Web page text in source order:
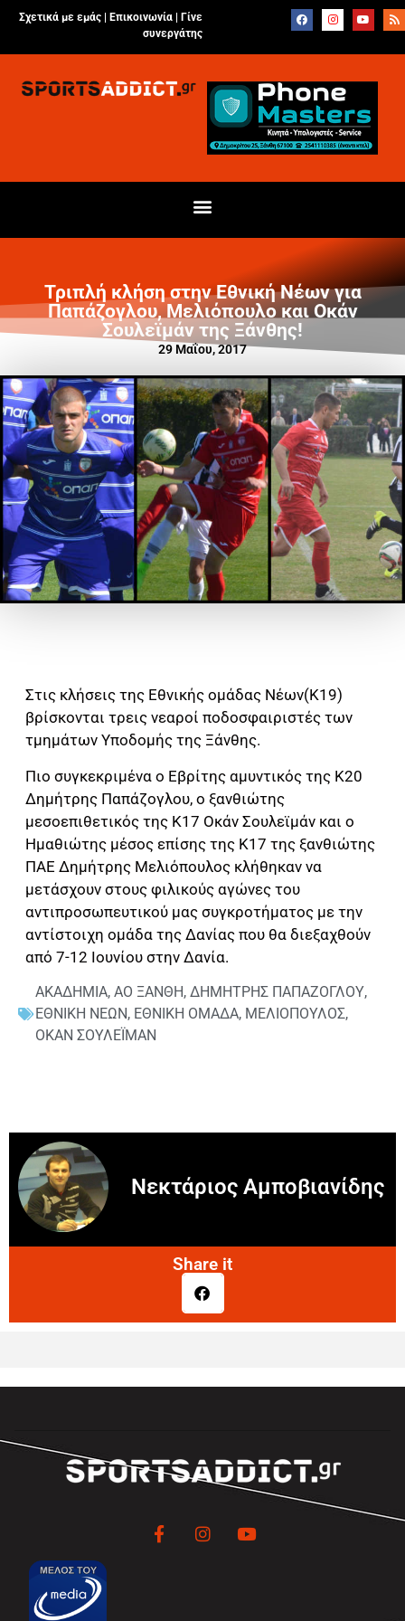
Σχετικά με εμάς | Επικοινωνία
Γίνε
συνεργάτης
Τριπλή κλήση στην Εθνική Νέων για
Παπάζογλου, Μελιόπουλο και Οκάν
Σουλεϊμάν της Ξάνθης!
29 Μαΐου, 2017
Στις κλήσεις της Εθνικής ομάδας Νέων(Κ19)
βρίσκονται τρεις νεαροί ποδοσφαιριστές των
τμημάτων Υποδομής της Ξάνθης.
Πιο συγκεκριμένα ο Εβρίτης αμυντικός της Κ20
Δημήτρης Παπάζογλου, ο ξανθιώτης
μεσοεπιθετικός της Κ17 Οκάν Σουλεϊμάν και ο
Ημαθιώτης μέσος επίσης της Κ17 της ξανθιώτης
ΠΑΕ Δημήτρης Μελιόπουλος κλήθηκαν να
μετάσχουν στους φιλικούς αγώνες του
αντιπροσωπευτικού μας συγκροτήματος με την
αντίστοιχη ομάδα της Δανίας που θα διεξαχθούν
από 7-12 Ιουνίου στην Δανία.
ΑΚΑΔΗΜΙΑ, ΑΟ ΞΑΝΘΗ, ΔΗΜΗΤΡΗΣ ΠΑΠΑΖΟΓΛΟΥ,
ΕΘΝΙΚΗ ΝΕΩΝ, ΕΘΝΙΚΗ ΟΜΑΔΑ, ΜΕΛΙΟΠΟΥΛΟΣ,
ΟΚΑΝ ΣΟΥΛΕΪΜΑΝ
Νεκτάριος Αμποβιανίδης
Share it